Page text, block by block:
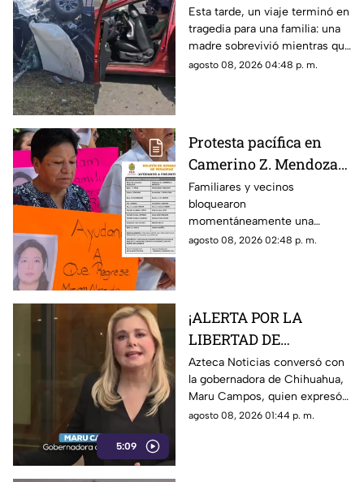
deja a joven MUERTO y
a su madre gravemente
herida; buscan a sus
familiares
Esta tarde, un viaje terminó en
tragedia para una familia: una
madre sobrevivió mientras que
su hijo murió tras el fuerte
agosto 08, 2026 04:48 p. m.
Protesta pacífica en
Camerino Z. Mendoza
por desaparición de
comerciante; ¿qué exige
su familia?
Familiares y vecinos
bloquearon
momentáneamente una
avenida de Camerino Z.
agosto 08, 2026 02:48 p. m.
5:09
¡ALERTA POR LA
LIBERTAD DE
EXPRESIÓN! Maru
Campos advierte
posibles riesgos por
nuevos lineamientos
Azteca Noticias conversó con
la gobernadora de Chihuahua,
Maru Campos, quien expresó
su preocupación por los
agosto 08, 2026 01:44 p. m.